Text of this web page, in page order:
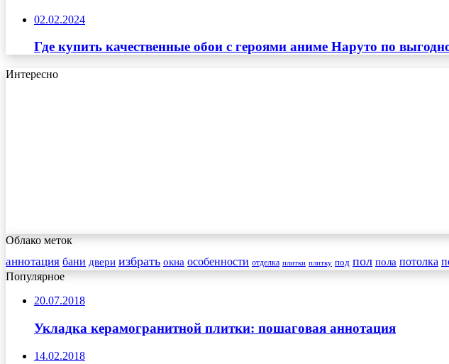
02.02.2024
Где купить качественные обои с героями аниме Наруто по
Интересно
Облако меток
аннотация бани двери избрать окна особенности отделка плитки плитку под пол пола потолка
Популярное
20.07.2018
Укладка керамогранитной плитки: пошаговая аннотация
14.02.2018